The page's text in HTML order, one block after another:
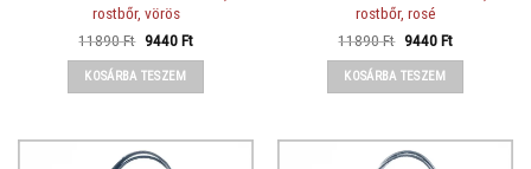
rostbőr, vörös
11890Ft Original
was:
11890 Ft.
9440FtCurrent
KOSÁRBA TESZEM
rostbőr, rosé
11890Ft Original
was:
11890 Ft.
9440FtCurrent
KOSÁRBA TESZEM